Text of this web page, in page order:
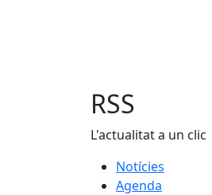
RSS
L'actualitat a un clic
Notícies
Agenda